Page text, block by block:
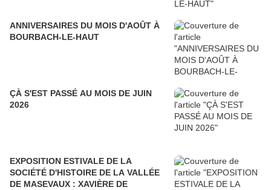
ANNIVERSAIRES DU MOIS D'AOÛT À
BOURBACH-LE-HAUT
ÇÀ S'EST PASSÉ AU MOIS DE JUIN
2026
EXPOSITION ESTIVALE DE LA
SOCIÉTÉ D'HISTOIRE DE LA VALLÉE
DE MASEVAUX : XAVIÈRE DE